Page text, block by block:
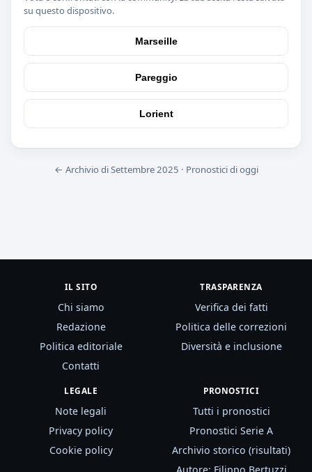
su questo dispositivo.
Marseille
Pareggio
Lorient
← Archivio di Settembre 2025 · Pronostici di oggi
IL SITO
Chi siamo
Redazione
Politica editoriale
Contatti
TRASPARENZA
Verifica dei fatti
Politica delle correzioni
Diversità e inclusione
LEGALE
Note legali
Privacy policy
Cookie policy
PRONOSTICI
Tutti i pronostici
Pronostici Serie A
Archivio storico (risultati)